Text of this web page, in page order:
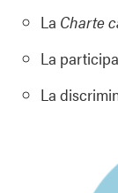
La Charte
La
La